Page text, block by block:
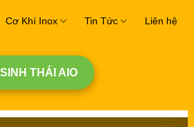
Cơ Khí Inox Tin Tức Liên hệ
THÁI AIO